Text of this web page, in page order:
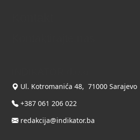
Ul. Kotromanića 48, 71000 Sarajevo
+387 061 206 022
redakcija@indikator.ba